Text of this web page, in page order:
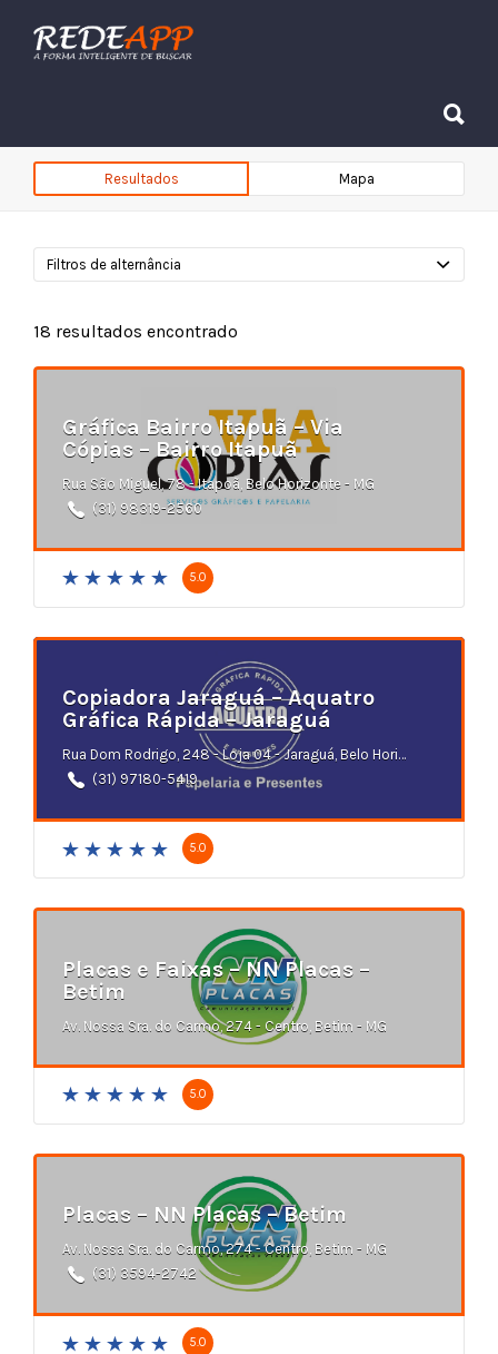
Procurar:
Resultados Mapa
Filtros de alternância
18 resultados encontrado
Gráfica Bairro Itapuã – Via
Cópias – Bairro Itapuã
Rua São Miguel, 78 - Itapoã, Belo Horizonte - MG
(31) 98319-2560
5.0
Copiadora Jaraguá – Aquatro
Gráfica Rápida – Jaraguá
Rua Dom Rodrigo, 248 - Loja 04 - Jaraguá, Belo Horizonte - MG
(31) 97180-5419
5.0
Placas e Faixas – NN Placas –
Betim
Av. Nossa Sra. do Carmo, 274 - Centro, Betim - MG
5.0
Placas – NN Placas – Betim
Av. Nossa Sra. do Carmo, 274 - Centro, Betim - MG
(31) 3594-2742
5.0